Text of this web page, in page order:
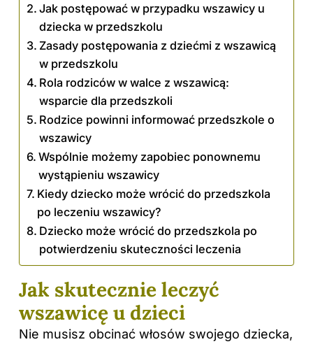
Jak postępować w przypadku wszawicy u
dziecka w przedszkolu
Zasady postępowania z dziećmi z wszawicą
w przedszkolu
Rola rodziców w walce z wszawicą:
wsparcie dla przedszkoli
Rodzice powinni informować przedszkole o
wszawicy
Wspólnie możemy zapobiec ponownemu
wystąpieniu wszawicy
Kiedy dziecko może wrócić do przedszkola
po leczeniu wszawicy?
Dziecko może wrócić do przedszkola po
potwierdzeniu skuteczności leczenia
Jak skutecznie leczyć
wszawicę u dzieci
Nie musisz obcinać włosów swojego dziecka,